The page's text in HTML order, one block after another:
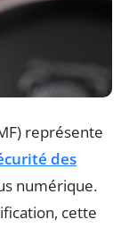
représente
des
numérique.
cette